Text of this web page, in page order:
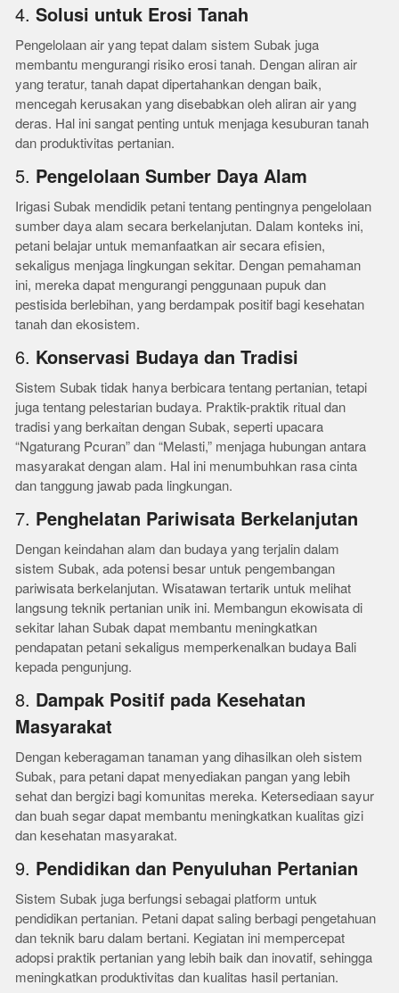
4.Solusi untuk Erosi Tanah
Pengelolaan air yang tepat dalam sistem Subak juga
membantu mengurangi risiko erosi tanah. Dengan aliran air
yang teratur, tanah dapat dipertahankan dengan baik,
mencegah kerusakan yang disebabkan oleh aliran air yang
deras. Hal ini sangat penting untuk menjaga kesuburan tanah
dan produktivitas pertanian.
5. Pengelolaan Sumber Daya Alam
Irigasi Subak mendidik petani tentang pentingnya pengelolaan
sumber daya alam secara berkelanjutan. Dalam konteks ini,
petani belajar untuk memanfaatkan air secara efisien,
sekaligus menjaga lingkungan sekitar. Dengan pemahaman
ini, mereka dapat mengurangi penggunaan pupuk dan
pestisida berlebihan, yang berdampak positif bagi kesehatan
tanah dan ekosistem.
6. Konservasi Budaya dan Tradisi
Sistem Subak tidak hanya berbicara tentang pertanian, tetapi
juga tentang pelestarian budaya. Praktik-praktik ritual dan
tradisi yang berkaitan dengan Subak, seperti upacara
“Ngaturang Pcuran” dan “Melasti,” menjaga hubungan antara
masyarakat dengan alam. Hal ini menumbuhkan rasa cinta
dan tanggung jawab pada lingkungan.
7. Penghelatan Pariwisata Berkelanjutan
Dengan keindahan alam dan budaya yang terjalin dalam
sistem Subak, ada potensi besar untuk pengembangan
pariwisata berkelanjutan. Wisatawan tertarik untuk melihat
langsung teknik pertanian unik ini. Membangun ekowisata di
sekitar lahan Subak dapat membantu meningkatkan
pendapatan petani sekaligus memperkenalkan budaya Bali
kepada pengunjung.
8. Dampak Positif pada Kesehatan
Masyarakat
Dengan keberagaman tanaman yang dihasilkan oleh sistem
Subak, para petani dapat menyediakan pangan yang lebih
sehat dan bergizi bagi komunitas mereka. Ketersediaan sayur
dan buah segar dapat membantu meningkatkan kualitas gizi
dan kesehatan masyarakat.
9. Pendidikan dan Penyuluhan Pertanian
Sistem Subak juga berfungsi sebagai platform untuk
pendidikan pertanian. Petani dapat saling berbagi pengetahuan
dan teknik baru dalam bertani. Kegiatan ini mempercepat
adopsi praktik pertanian yang lebih baik dan inovatif, sehingga
meningkatkan produktivitas dan kualitas hasil pertanian.